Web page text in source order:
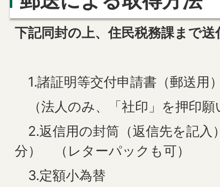
下記同封の上、住民税務課まで
1.諸証明等交付申請書（郵送用
（法人のみ、「社印」を押印願
2.返信用の封筒（返信先を記入
分） （レターパックも可）
3.定額小為替